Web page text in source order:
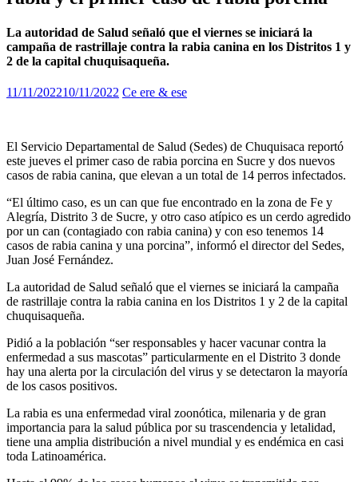
La autoridad de Salud señaló que el viernes se iniciará la
campaña de rastrillaje contra la rabia canina en los Distritos 1 y
2 de la capital chuquisaqueña.
11/11/202210/11/2022 Ce ere & ese
El Servicio Departamental de Salud (Sedes) de Chuquisaca reportó
este jueves el primer caso de rabia porcina en Sucre y dos nuevos
casos de rabia canina, que elevan a un total de 14 perros infectados.
“El último caso, es un can que fue encontrado en la zona de Fe y
Alegría, Distrito 3 de Sucre, y otro caso atípico es un cerdo agredido
por un can (contagiado con rabia canina) y con eso tenemos 14
casos de rabia canina y una porcina”, informó el director del Sedes,
Juan José Fernández.
La autoridad de Salud señaló que el viernes se iniciará la campaña
de rastrillaje contra la rabia canina en los Distritos 1 y 2 de la capital
chuquisaqueña.
Pidió a la población “ser responsables y hacer vacunar contra la
enfermedad a sus mascotas” particularmente en el Distrito 3 donde
hay una alerta por la circulación del virus y se detectaron la mayoría
de los casos positivos.
La rabia es una enfermedad viral zoonótica, milenaria y de gran
importancia para la salud pública por su trascendencia y letalidad,
tiene una amplia distribución a nivel mundial y es endémica en casi
toda Latinoamérica.